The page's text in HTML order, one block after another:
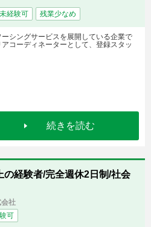
経験可 残業少なめ
シングサービスを展開している企業で
コーディネーターとして、登録スタッ
続きを読む
の経験者/完全週休2日制/社会
社
可